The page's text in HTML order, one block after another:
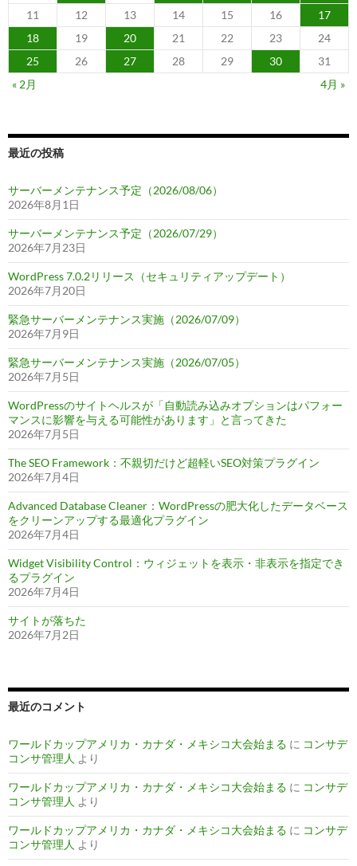
11
12 13 14 15 16
17
18
19 20 21 22 23
24
25
26 27 28 29 30
31
« 2月
4月 »
最近の投稿
サーバーメンテナンス予定（2026/08/06）
2026年8月1日
サーバーメンテナンス予定（2026/07/29）
2026年7月23日
WordPress 7.0.2リリース（セキュリティアップデート）
2026年7月20日
緊急サーバーメンテナンス実施（2026/07/09）
2026年7月9日
緊急サーバーメンテナンス実施（2026/07/05）
2026年7月5日
WordPressのサイトヘルスが「自動読み込みオプションはパフォー
マンスに影響を与える可能性があります」と言ってきた
2026年7月5日
The SEO Framework：不親切だけど超軽いSEO対策プラグイン
2026年7月4日
Advanced Database Cleaner：WordPressの肥大化したデータベース
をクリーンアップする最適化プラグイン
2026年7月4日
Widget Visibility Control：ウィジェットを表示・非表示を指定でき
るプラグイン
2026年7月4日
サイトが落ちた
2026年7月2日
最近のコメント
ワールドカップアメリカ・カナダ・メキシコ大会始まる に コンサデ
コンサ管理人 より
ワールドカップアメリカ・カナダ・メキシコ大会始まる に コンサデ
コンサ管理人 より
ワールドカップアメリカ・カナダ・メキシコ大会始まる に コンサデ
コンサ管理人 より